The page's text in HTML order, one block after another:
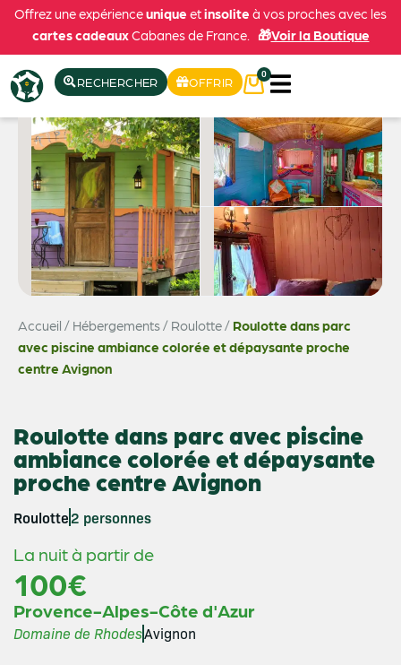
Offrez une expérienceunique etinsolite à vos proches avec les
cartes cadeauxCabanes de France. 🎁Voir la Boutique
RECHERCHER OFFRIR
0
Voir les 9 photos
Accueil / Hébergements/ Roulotte/ Roulotte dans parc
avec piscine ambiance colorée et dépaysante proche
centre Avignon
Roulotte dans parc avec piscine
ambiance colorée et dépaysante
proche centre Avignon
Roulotte2 personnes
La nuit à partir de
100€
Provence-Alpes-Côte d'Azur
Domaine de RhodesAvignon